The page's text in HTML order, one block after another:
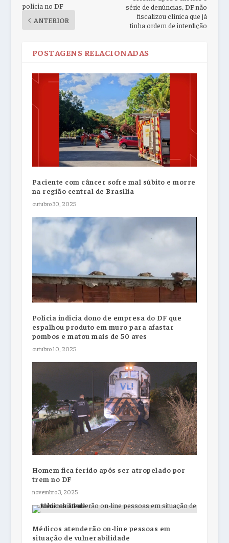
polícia no DF
ANTERIOR
série de denúncias, DF não
fiscalizou clínica que já
tinha ordem de interdição
POSTAGENS RELACIONADAS
Paciente com câncer sofre mal súbito e morre
na região central de Brasília
outubro 30, 2025
Polícia indicia dono de empresa do DF que
espalhou produto em muro para afastar
pombos e matou mais de 50 aves
outubro 10, 2025
Homem fica ferido após ser atropelado por
trem no DF
novembro 3, 2025
Médicos atenderão on-line pessoas em
situação de vulnerabilidade